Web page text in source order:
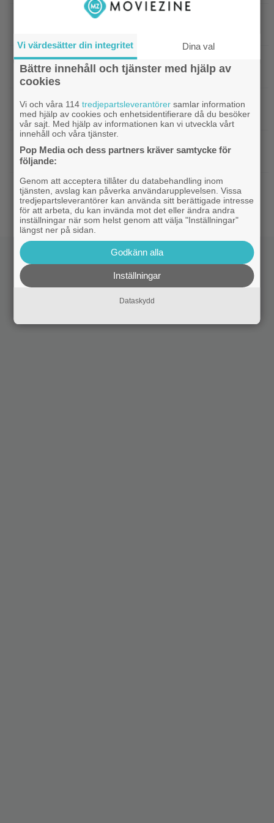
På tv ikväll: Det här kan vara Kjell
TV-tips|Ikväll på tv: Storslaget fantasy-äventyr
från 2015 blev en dyr flopp
TV-spel|EA tillhör Saudiarabien och Jared
Kushner nu – ”blodbad” väntar
Bioaktuellt
Biopremiär för Jackie Chans nya
actionrökare – och snart filmas uppföljaren
Skräck|Filmpostern var för läskig – Warner Bros
får skäll
Vi värdesätter din integritet Dina val
Bättre innehåll och tjänster med hjälp av
cookies
Vi och våra 114tredjepartsleverantörer samlar information
med hjälp av cookies och enhetsidentifierare då du besöker
vår sajt. Med hjälp av informationen kan vi utveckla vårt
innehåll och våra tjänster.
Pop Media och dess partners kräver samtycke för
följande:
Genom att acceptera tillåter du databehandling inom
tjänsten, avslag kan påverka användarupplevelsen. Vissa
tredjepartsleverantörer kan använda sitt berättigade intresse
för att arbeta, du kan invända mot det eller ändra andra
inställningar när som helst genom att välja "Inställningar"
längst ner på sidan.
Godkänn alla
Inställningar
Dataskydd